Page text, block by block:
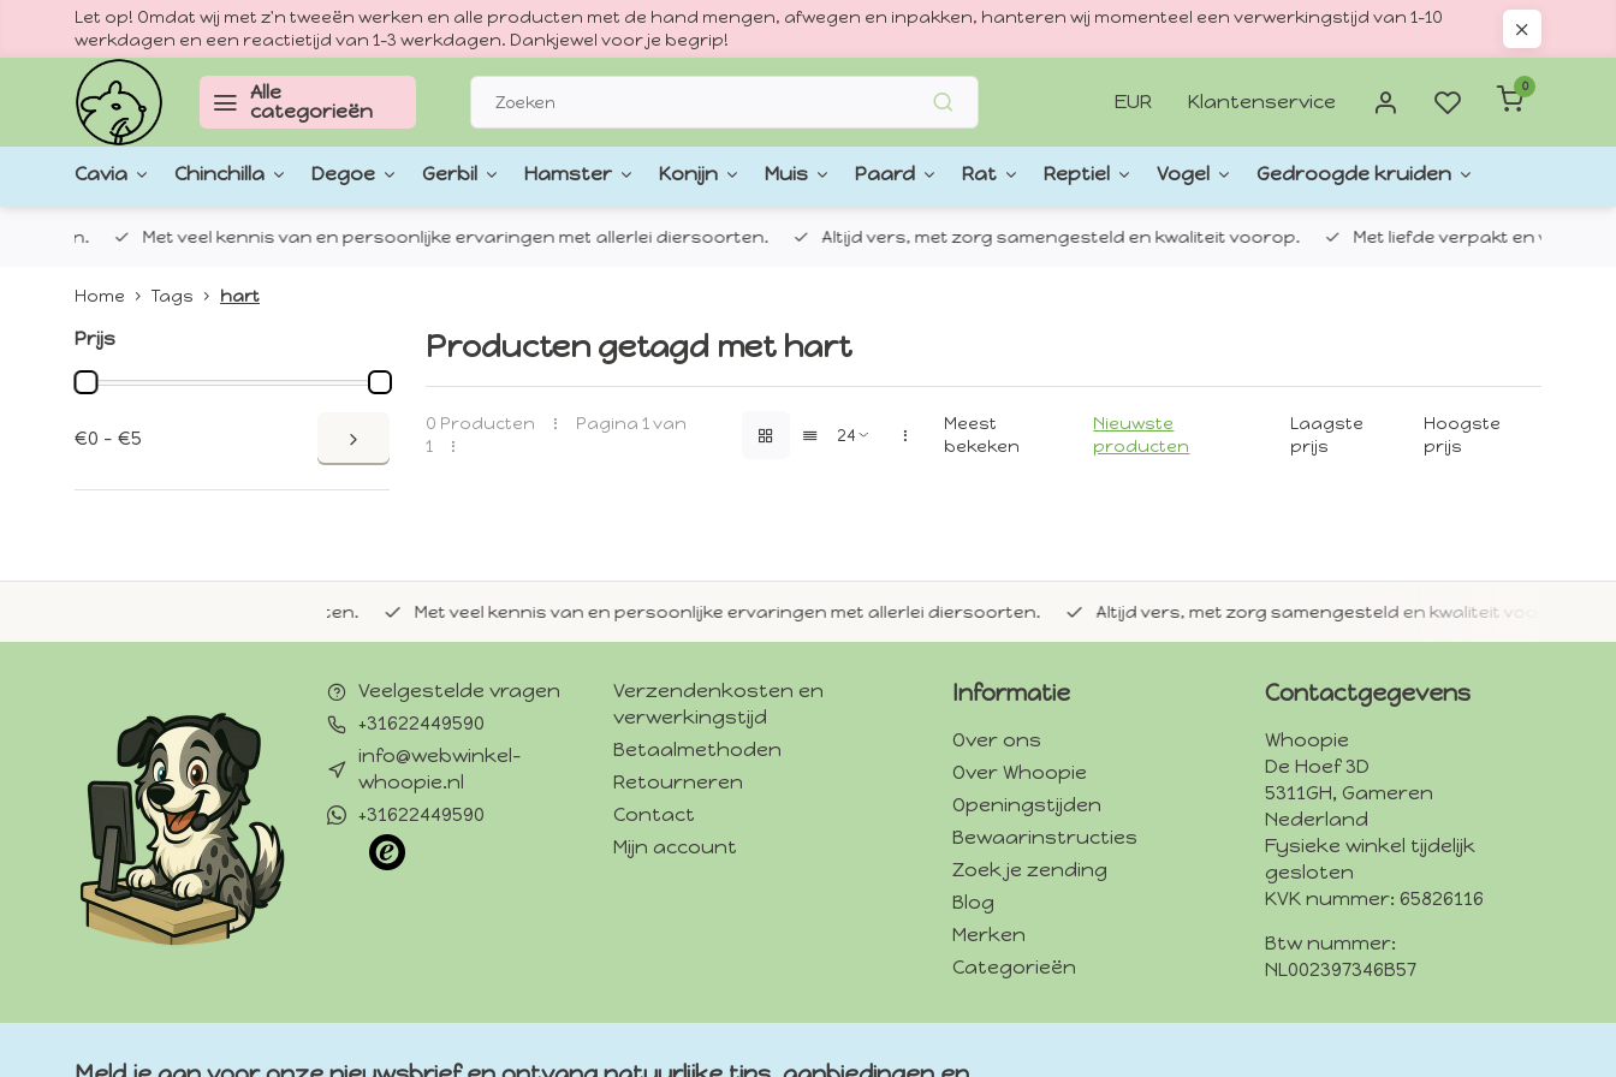
Let op! Omdat wij met z'n tweeën werken en alle producten met de hand mengen, afwegen en inpakken, hanteren wij momenteel een verwerkingstijd van 1–10
werkdagen en een reactietijd van 1–3 werkdagen. Dankjewel voor je begrip!
Alle
categorieën
EUR Klantenservice
0
Cavia Chinchilla Degoe Gerbil Hamster Konijn Muis Paard Rat Reptiel Vogel Gedroogde kruiden
Met veel kennis van en persoonlijke ervaringen met allerlei diersoorten. Altijd vers, met zorg samengesteld en kwaliteit voorop. Met liefde verpakt en verzonden.
Home Tags hart
Prijs
€0 - €5
Producten getagd met hart
0 Producten
Pagina 1 van
1
Meest
bekeken
Nieuwste
producten
Laagste
prijs
Hoogste
prijs
Met veel kennis van en persoonlijke ervaringen met allerlei diersoorten. Altijd vers, met zorg samengesteld en kwaliteit voorop.
Veelgestelde vragen
+31622449590
info@webwinkel-
whoopie.nl
+31622449590
Verzendenkosten en
verwerkingstijd
Betaalmethoden
Retourneren
Contact
Mijn account
Informatie
Over ons
Over Whoopie
Openingstijden
Bewaarinstructies
Zoek je zending
Blog
Merken
Categorieën
Contactgegevens
Whoopie
De Hoef 3D
5311GH, Gameren
Nederland
Fysieke winkel tijdelijk
gesloten
KVK nummer: 65826116
Btw nummer:
NL002397346B57